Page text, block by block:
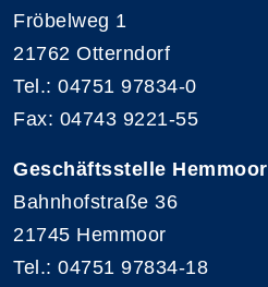
Fröbelweg 1
21762 Otterndorf
Tel.: 04751 97834-0
Fax: 04743 9221-55
Geschäftsstelle Hemmoor
Bahnhofstraße 36
21745 Hemmoor
Tel.: 04751 97834-18